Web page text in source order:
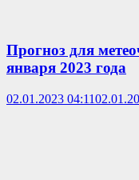
Прогноз для
января 2023 года
02.01.2023 04:11